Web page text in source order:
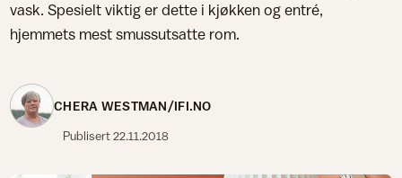
vask. Spesielt viktig er dette i kjøkken og entré,
hjemmets mest smussutsatte rom.
CHERA WESTMAN/IFI.NO
Publisert22.11.2018